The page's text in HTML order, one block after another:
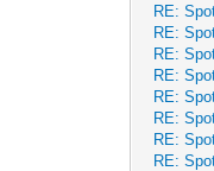
RE:
RE:
RE:
RE:
RE:
RE:
RE:
RE: